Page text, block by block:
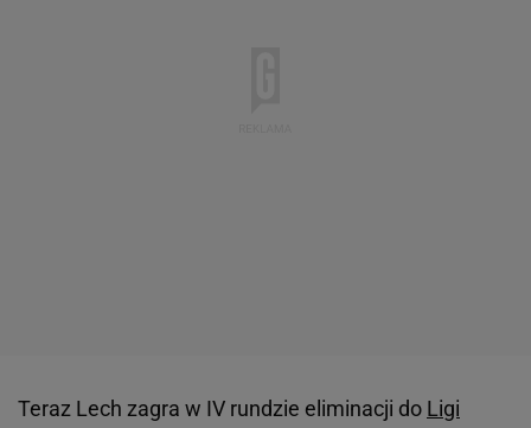
Teraz Lech zagra w IV rundzie eliminacji do Ligi